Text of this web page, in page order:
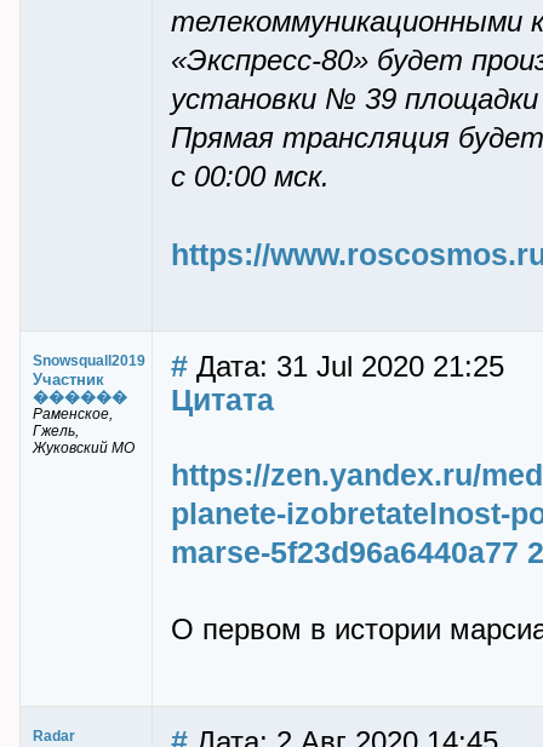
телекоммуникационными
«Экспресс-80» будет
установки № 39
Прямая трансляция
с 00:00 мск.
https://
Snowsquall2019
Участник
������
Раменское,
Гжель,
Жуковский МО
# Дата: 31 Jul 2020 21:25
Цитата
https://zen.yandex.ru/
planete-izobretatelnost-
marse-5f23d96a6440a77
О первом в истории
Radar